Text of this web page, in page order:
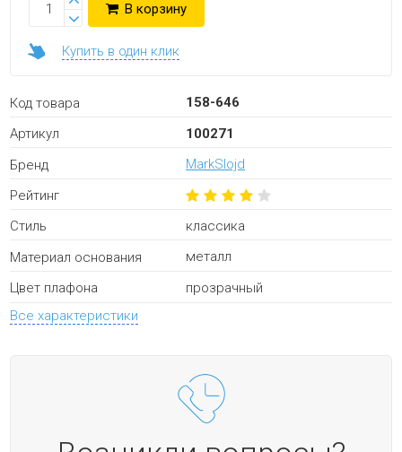
В корзину
Купить в один клик
Код товара
158-646
Артикул
100271
Бренд
MarkSlojd
Рейтинг
Стиль
классика
Материал основания
металл
Цвет плафона
прозрачный
Все характеристики